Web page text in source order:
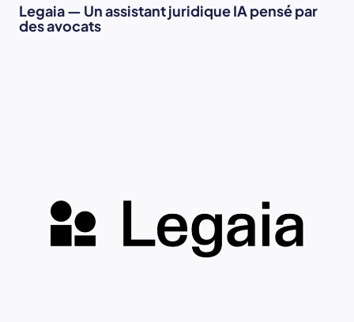
Legaia — Un assistant juridique IA pensé par
des avocats